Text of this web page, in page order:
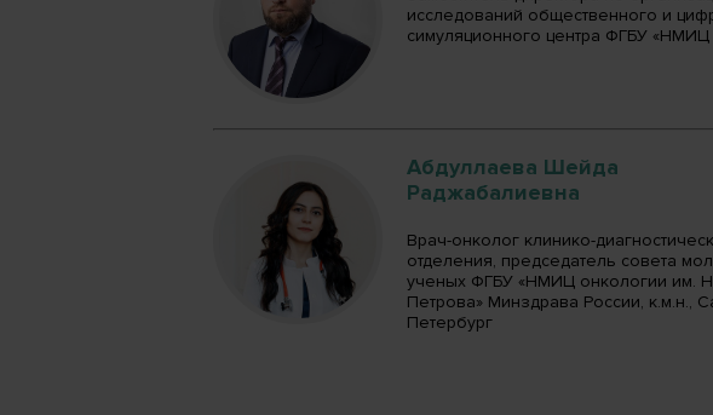
исследований общественного и
симуляционного центра ФГБУ
Абдуллаева Шейда
Раджабалиевна
Врач-онколог клинико-
отделения, председатель совета
ученых ФГБУ «НМИЦ онкологии им.
Петрова» Минздрава России, к.м.н.,
Петербург